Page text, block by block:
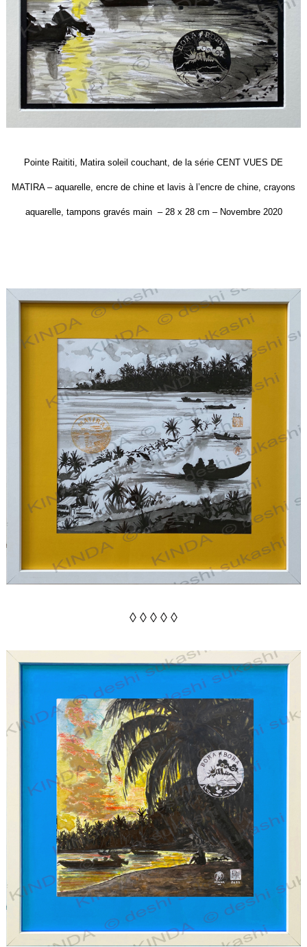
Pointe Raititi, Matira soleil couchant, de la série CENT VUES DE
MATIRA – aquarelle, encre de chine et lavis à l’encre de chine, crayons
aquarelle, tampons gravés main – 28 x 28 cm – Novembre 2020
◊ ◊ ◊ ◊ ◊